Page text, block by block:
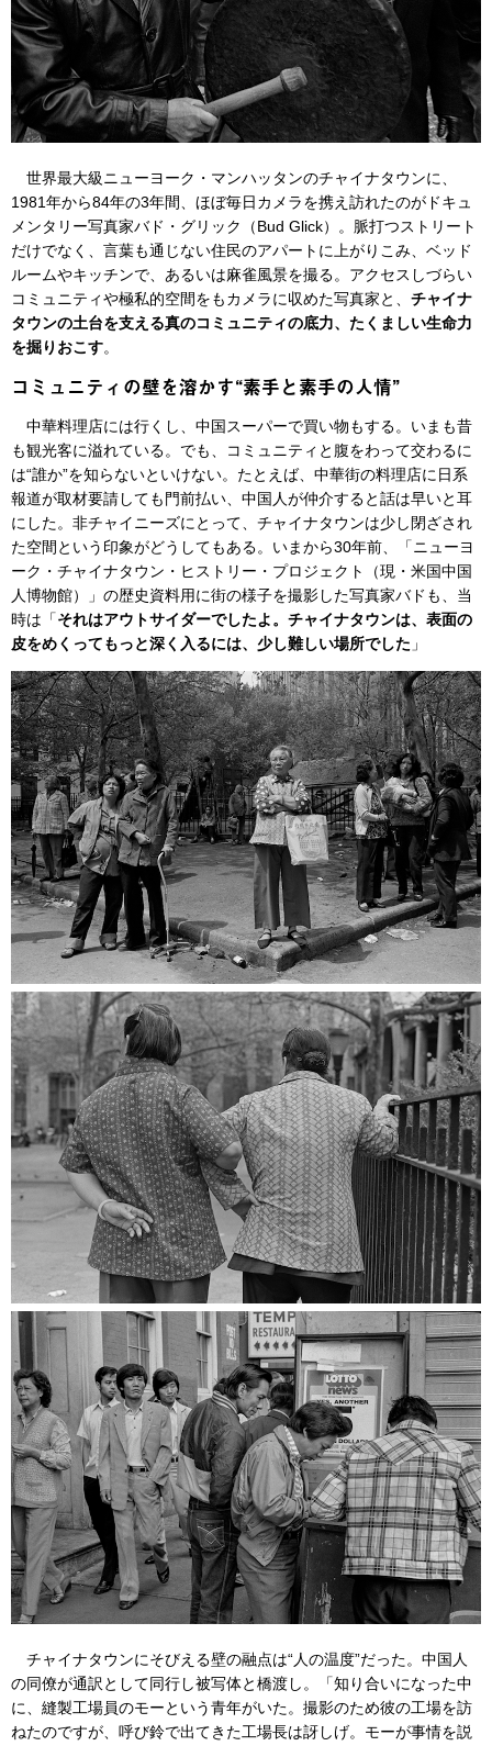
世界最大級ニューヨーク・マンハッタンのチャイナタウンに、
1981年から84年の3年間、ほぼ毎日カメラを携え訪れたのがドキュ
メンタリー写真家バド・グリック（Bud Glick）。脈打つストリート
だけでなく、言葉も通じない住民のアパートに上がりこみ、ベッド
ルームやキッチンで、あるいは麻雀風景を撮る。アクセスしづらい
コミュニティや極私的空間をもカメラに収めた写真家と、 チャイナ
タウンの土台を支える真のコミュニティの底力、たくましい生命力
を掘りおこす。
コミュニティの壁を溶かす“素手と素手の人情”
中華料理店には行くし、中国スーパーで買い物もする。いまも昔
も観光客に溢れている。でも、コミュニティと腹をわって交わるに
は“誰か”を知らないといけない。たとえば、中華街の料理店に日系
報道が取材要請しても門前払い、中国人が仲介すると話は早いと耳
にした。非チャイニーズにとって、チャイナタウンは少し閉ざされ
た空間という印象がどうしてもある。いまから30年前、「ニューヨ
ーク・チャイナタウン・ヒストリー・プロジェクト（現・米国中国
人博物館）」の歴史資料用に街の様子を撮影した写真家バドも、当
時は「それはアウトサイダーでしたよ。チャイナタウンは、表面の
皮をめくってもっと深く入るには、少し難しい場所でした 」
チャイナタウンにそびえる壁の融点は“人の温度”だった。中国人
の同僚が通訳として同行し被写体と橋渡し。「知り合いになった中
に、縫製工場員のモーという青年がいた。撮影のため彼の工場を訪
ねたのですが、呼び鈴で出てきた工場長は訝しげ。モーが事情を説